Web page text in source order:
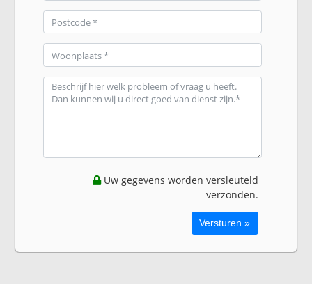
Uw gegevens worden versleuteld
verzonden.